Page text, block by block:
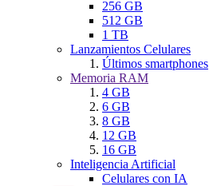
256 GB
512 GB
1 TB
Lanzamientos Celulares
Últimos smartphones
Memoria RAM
4 GB
6 GB
8 GB
12 GB
16 GB
Inteligencia Artificial
Celulares con IA